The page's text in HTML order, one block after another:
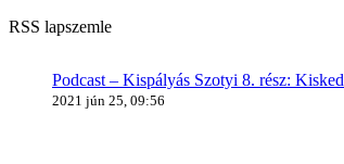
RSS lapszemle
Podcast – Kispályás Szotyi 8. rész:
2021 jún 25, 09:56